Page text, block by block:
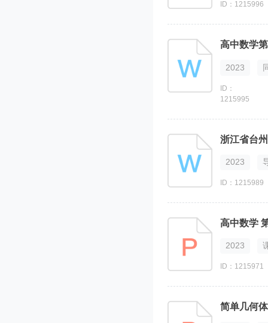
ID：1215996
2023
ID：
1215995
2023
ID：1215989
2023
ID：1215971
简单几何